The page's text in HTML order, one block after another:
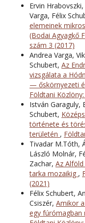
Ervin
Varga, Félix
elemeinek
(Bodai Agyagkő
szám 3 (2017)
Andrea Varga,
Schubert, Az
vizsgálata a
— őskörnyezeti
Földtani
István Garaguly,
Schubert,
története és
területén ,
Tivadar M.Tóth,
László Molnár,
Zachar, Az
tarka mozaikig ,
(2021)
Félix Schubert,
Csiszér, Amikor
egy fúrómagban